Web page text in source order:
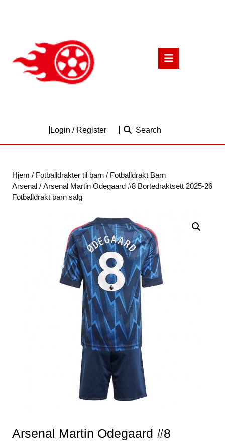
Login / RegisterLogin
Search
Hjem / Fotballdrakter til barn / Fotballdrakt Barn
Arsenal / Arsenal Martin Odegaard #8 Bortedraktsett 2025-26
Fotballdrakt barn salg
Arsenal Martin Odegaard #8